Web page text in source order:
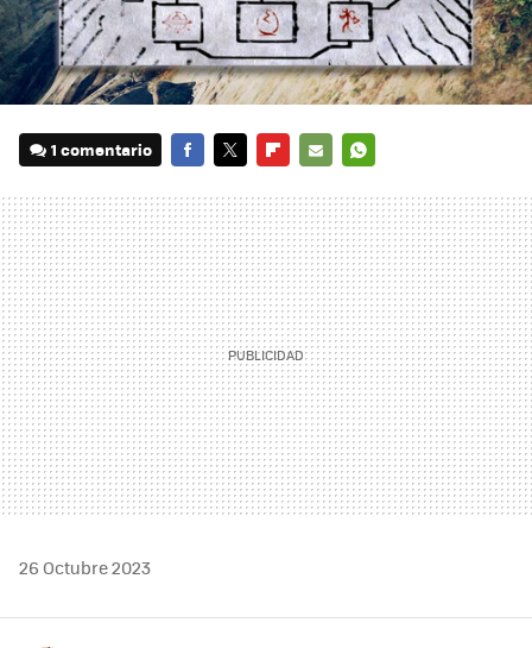
1 comentario
MAIL
26 Octubre 2023